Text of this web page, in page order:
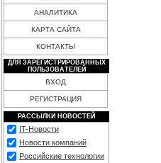
АНАЛИТИКА
КАРТА САЙТА
КОНТАКТЫ
ДЛЯ ЗАРЕГИСТРИРОВАННЫХ
ПОЛЬЗОВАТЕЛЕЙ
ВХОД
РЕГИСТРАЦИЯ
РАССЫЛКИ НОВОСТЕЙ
IT-Новости
Новости компаний
Российские технологии